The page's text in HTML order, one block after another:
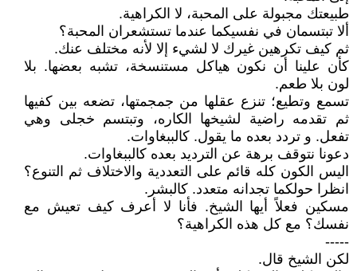
طبيعتك مجبولة على المحبة، لا الكراهية.
ألا تبتسمان في نفسيكما عندما تستشعران المحبة؟
ثم كيف تكرهين غيرك لا لشيء إلا لأنه مختلف عنك.
كأن علينا أن نكون هياكل مستنسخة، تشبه بعضها. بلا
لون بلا طعم.
تسمع وتطيع؛ تنزع عقلها من جمجمتها، تضعه بين كفيها
ثم تقدمه راضية لشيخها الكاره، وتبتسم خجلى وهي
تفعل. و تردد بعده ما يقول. كالببغاوات.
دعونا نتوقف برهة عن الترديد بعده كالببغاوات.
اليس الكون كله قائم على التعددية والاختلاف ثم التنوع؟
انظرا حولكما تجدانه متعدد. كالبشر.
مسكين فعلاً أيها الشيخ. فأنا لا أعرف كيف تعيش مع
نفسك؟ مع كل هذه الكراهية؟
-----
لكن الشيخ قال.